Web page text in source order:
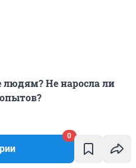
0
людям? Не наросла ли
но я доверчива. Если
и сможет зацепить,
Но в этом есть и